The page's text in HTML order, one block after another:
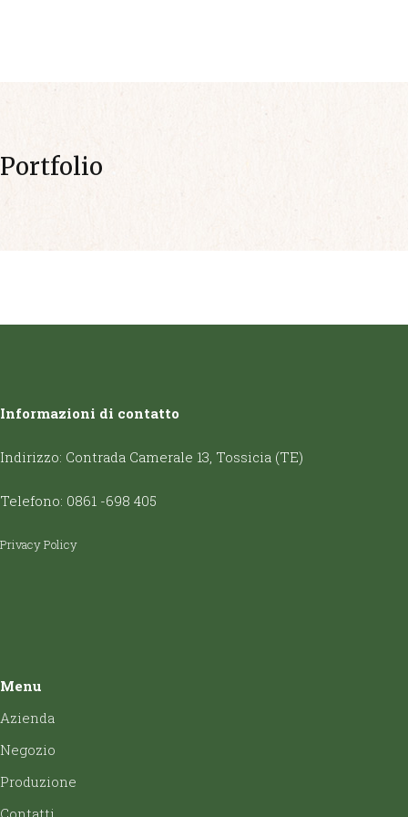
Portfolio
Informazioni di contatto
Indirizzo: Contrada Camerale 13, Tossicia (TE)
Telefono: 0861 -698 405
Privacy Policy
Menu
Azienda
Negozio
Produzione
Contatti